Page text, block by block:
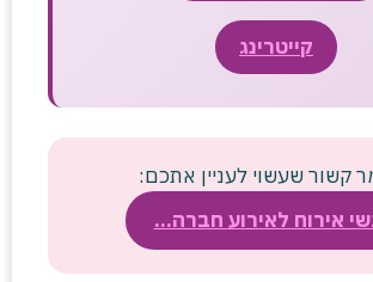
קייטרינג
קשור שעשוי לעניין אתכם:
אירוח לאירוע חברה…